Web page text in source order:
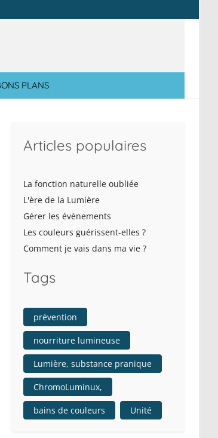
PLANS
Articles populaires
La fonction naturelle oubliée
L'ère de la Lumière
Gérer les évènements
Les couleurs guérissent-elles ?
Comment je vais dans ma vie ?
Tags
prévention
nourriture lumineuse
Lumière, substance pranique
ChromoLuminux,
bains de couleurs Unité